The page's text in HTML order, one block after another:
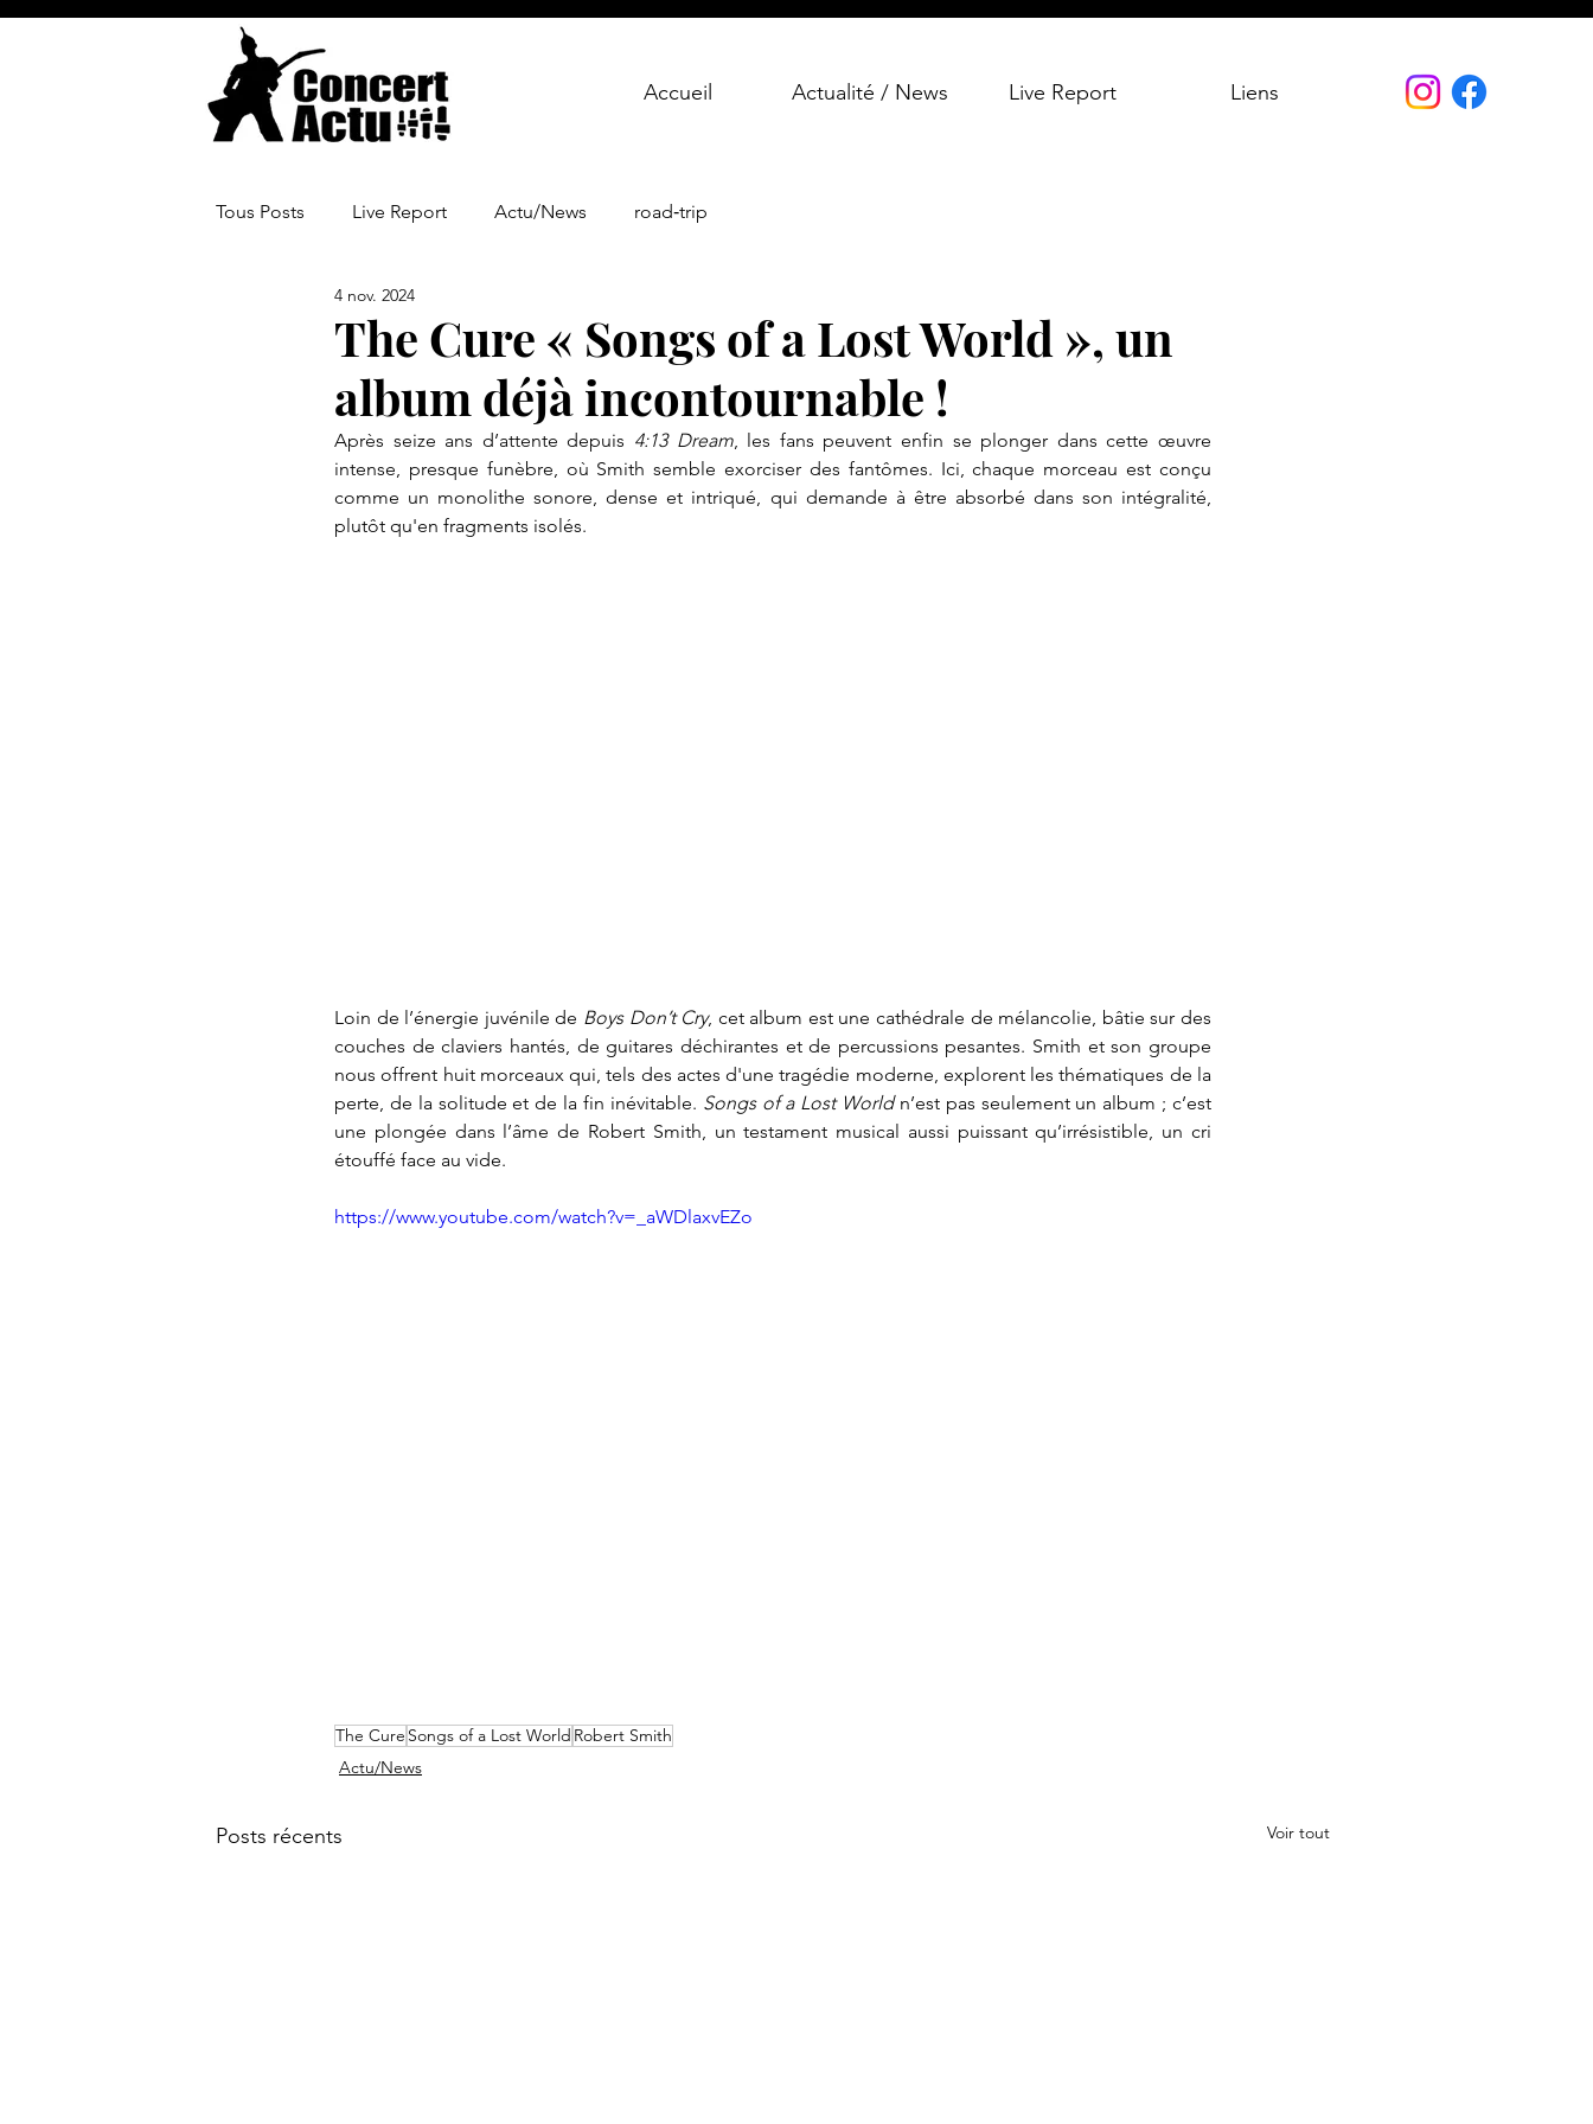
Accueil Actualité / News Live Report Liens
Tous Posts Live Report Actu/News road‑trip
The Cure « Songs of a Lost World », un
album déjà incontournable !
4 nov. 2024
Après seize ans d’attente depuis 4:13 Dream, les fans peuvent enfin se plonger dans cette œuvre
intense, presque funèbre, où Smith semble exorciser des fantômes. Ici, chaque morceau est conçu
comme un monolithe sonore, dense et intriqué, qui demande à être absorbé dans son intégralité,
plutôt qu'en fragments isolés.
Loin de l’énergie juvénile de Boys Don’t Cry, cet album est une cathédrale de mélancolie, bâtie sur des
couches de claviers hantés, de guitares déchirantes et de percussions pesantes. Smith et son groupe
nous offrent huit morceaux qui, tels des actes d'une tragédie moderne, explorent les thématiques de la
perte, de la solitude et de la fin inévitable. Songs of a Lost World n’est pas seulement un album ; c’est
une plongée dans l’âme de Robert Smith, un testament musical aussi puissant qu’irrésistible, un cri
étouffé face au vide.
https://www.youtube.com/watch?v=_aWDlaxvEZo
The Cure Songs of a Lost World Robert Smith
Actu/News
Posts récents Voir tout